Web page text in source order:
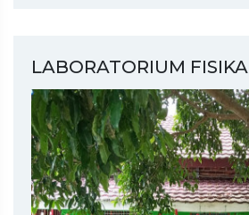
LABORATORIUM FISIKA